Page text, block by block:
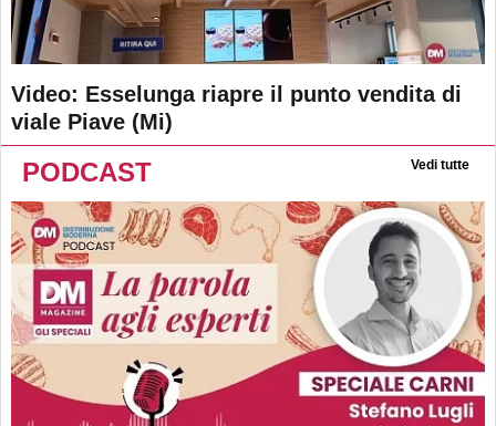
Video: Esselunga riapre il punto vendita di
viale Piave (Mi)
PODCAST Vedi tutte